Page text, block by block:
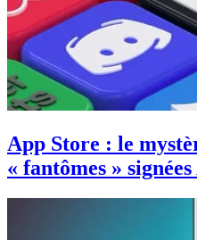
App Store : le
« fantômes »